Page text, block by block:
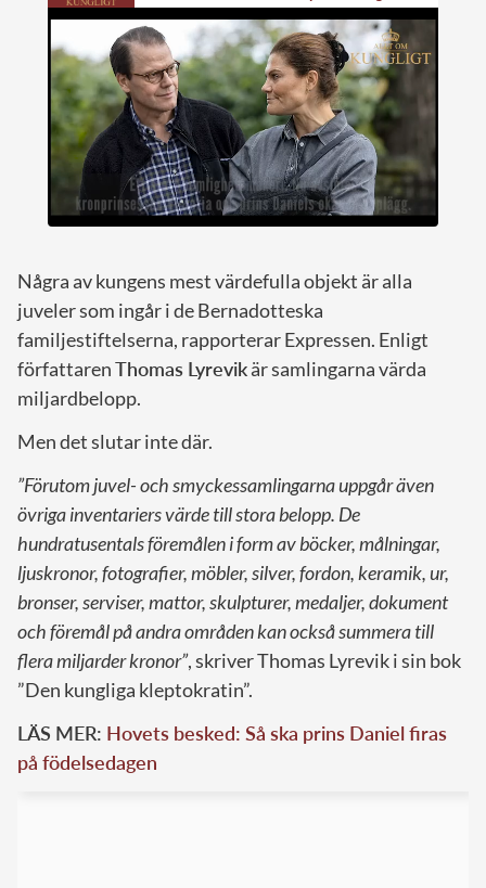
Några av kungens mest värdefulla objekt är alla
juveler som ingår i de Bernadotteska
familjestiftelserna, rapporterar Expressen. Enligt
författarenThomas Lyrevikär samlingarna värda
miljardbelopp.
Men det slutar inte där.
”Förutom juvel- och smyckessamlingarna uppgår även
övriga inventariers värde till stora belopp. De
hundratusentals föremålen i form av böcker, målningar,
ljuskronor, fotografier, möbler, silver, fordon, keramik, ur,
bronser, serviser, mattor, skulpturer, medaljer, dokument
och föremål på andra områden kan också summera till
flera miljarder kronor”, skriver Thomas Lyrevik i sin bok
”Den kungliga kleptokratin”.
LÄS MER: Hovets besked: Så ska prins Daniel firas
på födelsedagen